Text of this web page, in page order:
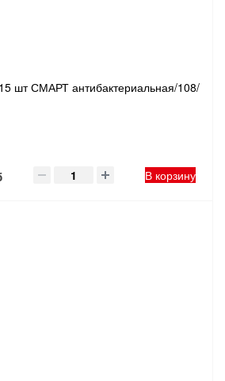
шт СМАРТ антибактериальная/108/
В корзину